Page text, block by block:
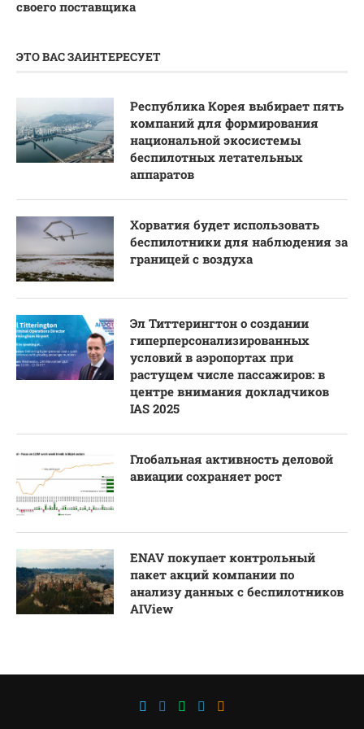
своего поставщика
ЭТО ВАС ЗАИНТЕРЕСУЕТ
Республика Корея выбирает пять
компаний для формирования
национальной экосистемы
беспилотных летательных
аппаратов
Хорватия будет использовать
беспилотники для наблюдения за
границей с воздуха
Эл Титтерингтон о создании
гиперперсонализированных
условий в аэропортах при
растущем числе пассажиров: в
центре внимания докладчиков
IAS 2025
Глобальная активность деловой
авиации сохраняет рост
ENAV покупает контрольный
пакет акций компании по
анализу данных с беспилотников
AIView